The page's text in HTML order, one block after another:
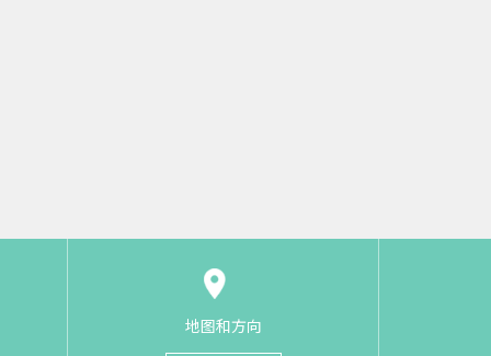
地图和方向